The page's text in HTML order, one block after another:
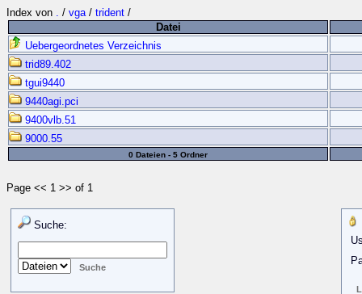
Index von . / vga/ trident /
Datei
Uebergeordnetes Verzeichnis
trid89.402
tgui9440
9440agi.pci
9400vlb.51
9000.55
0 Dateien - 5 Ordner
Page << 1 >> of 1
Suche: